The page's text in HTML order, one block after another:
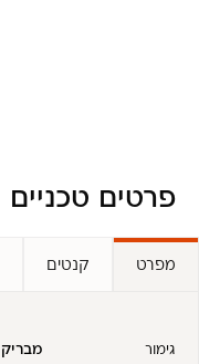
פרטים טכניים
מפרט קנטים
גימור מבריק